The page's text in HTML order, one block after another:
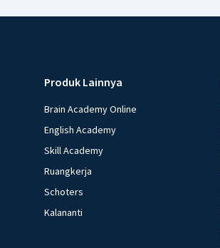
Produk Lainnya
Brain Academy Online
English Academy
Skill Academy
Ruangkerja
Schoters
Kalananti